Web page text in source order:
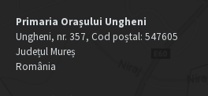
Primaria Orașului Ungheni
Ungheni, nr. 357, Cod poștal: 547605
Județul Mureș
România